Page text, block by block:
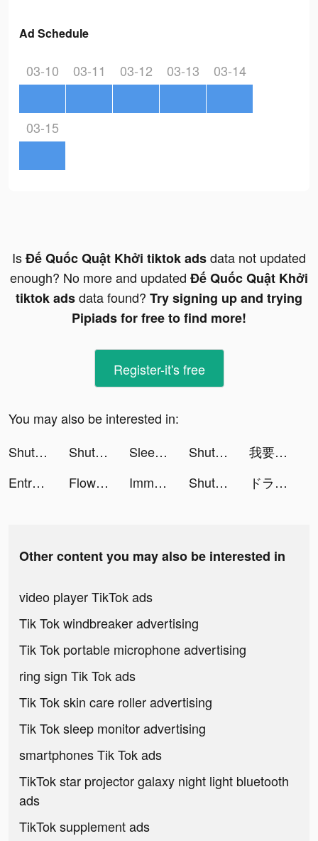
Ad Schedule
03-10 03-11 03-12 03-13 03-14
03-15
IsĐế Quốc Quật Khởi tiktok adsdata not updated
enough? No more and updated Đế Quốc Quật Khởi
tiktok adsdata found? Try signing up and trying
Pipiads for free to find more!
Register-it's free
You may also be interested in:
ShutEye: Sleep Tracker, Sounds tiktok ads
ShutEye: Sleep Tracker, Sounds tiktok ads Sleep Better - Sleep Tracker tiktok ads ShutEye: Sleep Tracker, Sounds tiktok ads
我要當房東 tiktok ads
Entre tiktok ads
Floward Online Flowers & Gifts tiktok ads Immortal Titan tiktok ads ShutEye: Sleep Tracker, Sounds tiktok ads ドラゴンクエストタクト tiktok ads
Other content you may also be interested in
video player TikTok ads
Tik Tok windbreaker advertising
Tik Tok portable microphone advertising
ring sign Tik Tok ads
Tik Tok skin care roller advertising
Tik Tok sleep monitor advertising
smartphones Tik Tok ads
TikTok star projector galaxy night light bluetooth
ads
TikTok supplement ads